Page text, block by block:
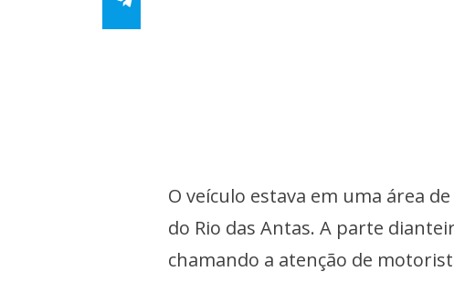
O veículo estava em uma área
do Rio das Antas. A parte
chamando a atenção de